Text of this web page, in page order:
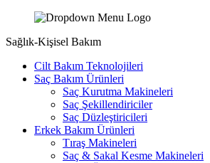
Sağlık-Kişisel Bakım
Cilt Bakım Teknolojileri
Saç Bakım Ürünleri
Saç Kurutma Makineleri
Saç Şekillendiriciler
Saç Düzleştiricileri
Erkek Bakım Ürünleri
Tıraş Makineleri
Saç & Sakal Kesme Makineleri